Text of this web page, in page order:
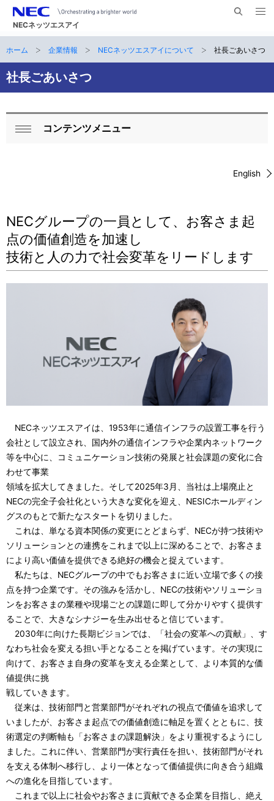
NECネッツエスアイ
ト
内
メ
を
ナ
ビ
ゲ
ー
サ
イ
置
ホーム 企業情報 NECネッツエスアイについて 社長ごあいさつ
社長ごあいさつ
ロ
ナ
ビ
ゲ
コンテンツメニュー
English
NECグループの一員として、お客さま起
点の価値創造を加速し
技術と人の力で社会変革をリードします
NECネッツエスアイは、1953年に通信インフラの設置工事を行う
会社として設立され、国内外の通信インフラや企業内ネットワーク
等を中心に、コミュニケーション技術の発展と社会課題の変化に合
わせて事業
領域を拡大してきました。そして2025年3月、当社は上場廃止と
NECの完全子会社化という大きな変化を迎え、NESICホールディン
グスのもとで新たなスタートを切りました。
これは、単なる資本関係の変更にとどまらず、NECが持つ技術や
ソリューションとの連携をこれまで以上に深めることで、お客さま
により高い価値を提供できる絶好の機会と捉えています。
私たちは、NECグループの中でもお客さまに近い立場で多くの接
点を持つ企業です。その強みを活かし、NECの技術やソリューショ
ンをお客さまの業種や現場ごとの課題に即して分かりやすく提供す
ることで、大きなシナジーを生み出せると信じています。
2030年に向けた長期ビジョンでは、「社会の変革への貢献」、す
なわち社会を変える担い手となることを掲げています。その実現に
向けて、お客さま自身の変革を支える企業として、より本質的な価
値提供に挑
戦していきます。
従来は、技術部門と営業部門がそれぞれの視点で価値を追求して
いましたが、お客さま起点での価値創造に軸足を置くとともに、技
術選定の判断軸も「お客さまの課題解決」をより重視するようにし
ました。これに伴い、営業部門が実行責任を担い、技術部門がそれ
を支える体制へ移行し、より一体となって価値提供に向き合う組織
への進化を目指しています。
これまで以上に社会やお客さまに貢献できる企業を目指し、絶え